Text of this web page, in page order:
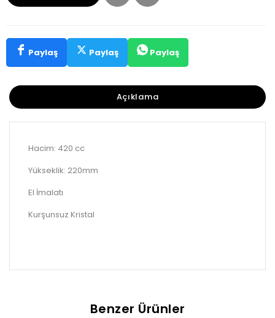
Paylaş Paylaş Paylaş
Açıklama
Hacim: 420 cc
Yükseklik: 220mm
El İmalatı
Kurşunsuz Kristal
Benzer Ürünler